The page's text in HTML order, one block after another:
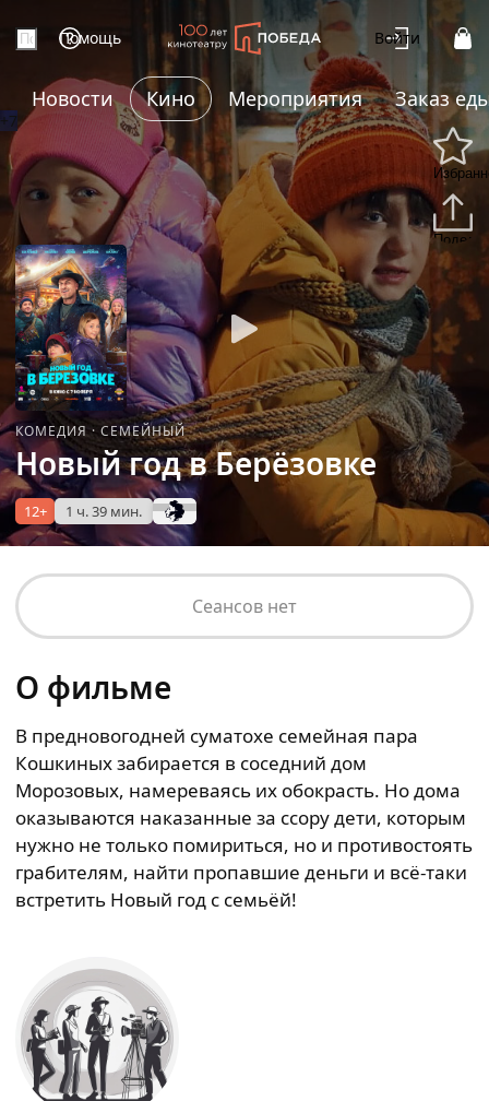
Помощь Войти
Новости Кино Мероприятия Заказ
+7
КОМЕДИЯ·СЕМЕЙНЫЙ
Новый год в Берёзовке
12+ 1 ч. 39 мин.
Сеансов нет
О фильме
В предновогодней суматохе семейная пара
Кошкиных забирается в соседний дом
Морозовых, намереваясь их обокрасть. Но дома
оказываются наказанные за ссору дети, которым
нужно не только помириться, но и противостоять
грабителям, найти пропавшие деньги и всё-таки
встретить Новый год с семьёй!